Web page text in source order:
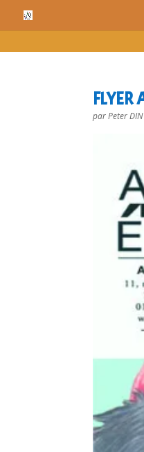
cn_cookies_accepted()
parPeter DIN